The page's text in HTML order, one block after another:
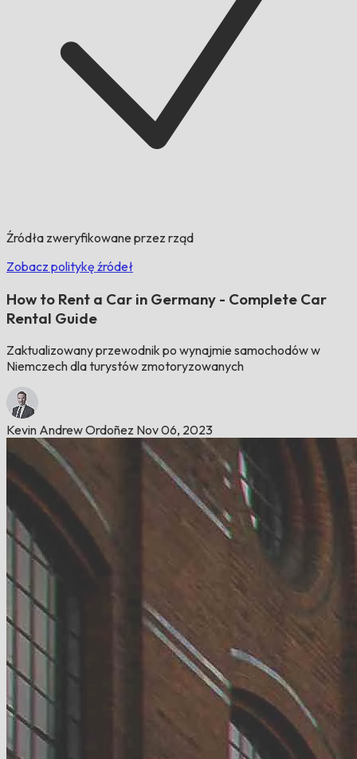
Źródła zweryfikowane przez rząd
Zobacz politykę źródeł
How to Rent a Car in Germany - Complete Car
Rental Guide
Zaktualizowany przewodnik po wynajmie samochodów w
Niemczech dla turystów zmotoryzowanych
Kevin Andrew Ordoñez Nov 06, 2023